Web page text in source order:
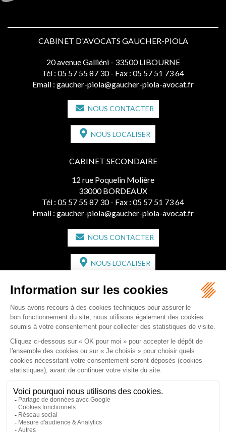
CABINET D'AVOCATS GAUCHER-PIOLA
20 avenue Galliéni - 33500 LIBOURNE
Tél : 05 57 55 87 30 - Fax : 05 57 51 73 64
Email : gaucher-piola@gaucher-piola-avocat.fr
NOUS CONTACTER
NOUS LOCALISER
CABINET SECONDAIRE
12 rue Poquelin Molière
33000 BORDEAUX
Tél : 05 57 55 87 30 - Fax : 05 57 51 73 64
Email : gaucher-piola@gaucher-piola-avocat.fr
NOUS CONTACTER
NOUS LOCALISER
CABINET SECONDAIRE
2 bis Avenue de l'Europe
33350 ST MAGNE-DE-CASTILLON
Tél :05 57 55 87 30 - Fax : 05 57 51 73 64
Email :gaucher-piola@gaucher-piola-avocat.fr
NOUS CONTACTER
NOUS LOCALISER